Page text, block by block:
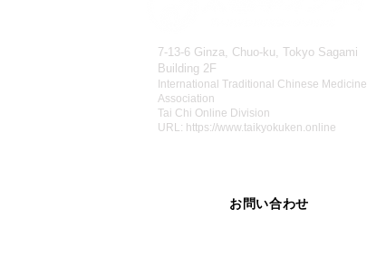
7-13-6 Ginza, Chuo-ku, Tokyo Sagami
Building 2F
International Traditional Chinese Medicine
Association
Tai Chi Online Division
URL: https://www.taikyokuken.online
お問い合わせ